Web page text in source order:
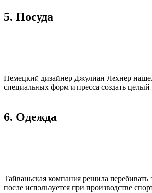
5. Посуда
Немецкий дизайнер Джулиан Лехнер
специальных форм и пресса создать
6. Одежда
Тайваньская компания решила
после используется при производстве